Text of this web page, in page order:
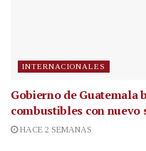
INTERNACIONALES
Gobierno de Guatemala
combustibles con nuevo
HACE 2 SEMANAS